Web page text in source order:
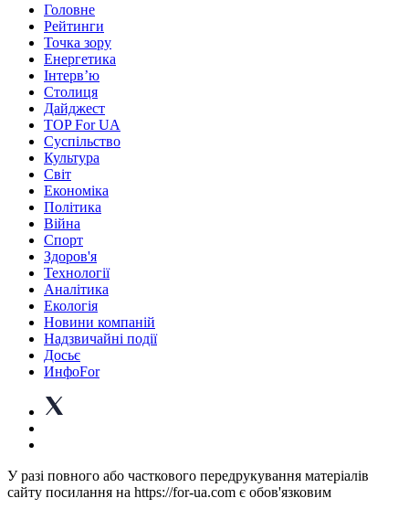
Головне
Рейтинги
Точка зору
Енергетика
Інтерв’ю
Столиця
Дайджест
TOP For UA
Суспiльство
Культура
Світ
Економіка
Політика
Війна
Спорт
Здоров'я
Технології
Аналітика
Екологія
Новини компаній
Надзвичайні події
Досьє
ИнфоFor
У разі повного або часткового передрукування матеріалів
сайту посилання на https://for-ua.com є обов'язковим